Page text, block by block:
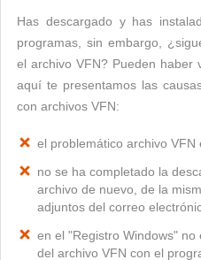
Has descargado y has
programas, sin embargo,
el archivo VFN? Pueden haber
aquí te presentamos las
con archivos VFN:
el problemático archivo VFN
no se ha completado la
archivo de nuevo, de la
adjuntos del correo
en el "Registro Windows"
del archivo VFN con el